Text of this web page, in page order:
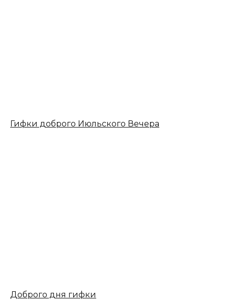
Гифки доброго Июльского Вечера
Доброго дня гифки